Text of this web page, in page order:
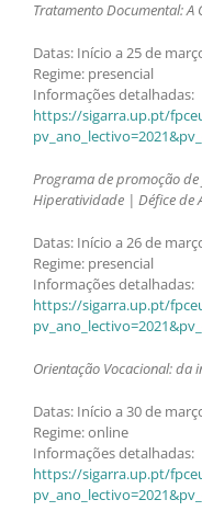
Tratamento Documental:
Datas: Início a 25 de
Regime: presencial
Informações detalhadas:
https://sigarra.up.pt/
Programa de promoção
Hiperatividade | Défice de
Datas: Início a 26 de
Regime: presencial
Informações detalhadas:
https://sigarra.up.pt/
Orientação Vocacional: da
Datas: Início a 30 de
Regime: online
Informações detalhadas:
https://sigarra.up.pt/